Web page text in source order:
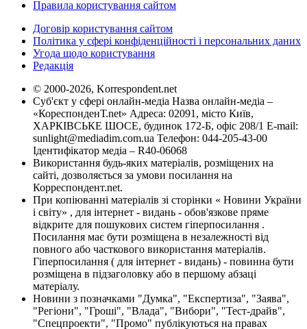
Правила користування сайтом
Договір користування сайтом
Політика у сфері конфіденційності і персональних даних
Угода щодо користування
Редакція
© 2000-2026, Korrespondent.net
Суб'єкт у сфері онлайн-медіа Назва онлайн-медіа –
«КореспонденТ.net» Адреса: 02091, місто Київ,
ХАРКІВСЬКЕ ШОСЕ, будинок 172-Б, офіс 208/1 E-mail:
sunlight@mediadim.com.ua Телефон: 044-205-43-00
Ідентифікатор медіа – R40-06068
Використання будь-яких матеріалів, розміщених на
сайті, дозволяється за умови посилання на
Корреспондент.net.
При копіюванні матеріалів зі сторінки « Новини України
і світу» , для інтернет - видань - обов'язкове пряме
відкрите для пошукових систем гіперпосилання .
Посилання має бути розміщена в незалежності від
повного або часткового використання матеріалів.
Гіперпосилання ( для інтернет - видань) - повинна бути
розміщена в підзаголовку або в першому абзаці
матеріалу.
Новини з позначками "Думка", "Експертиза", "Заява",
"Регіони", "Гроші", "Влада", "Вибори", "Тест-драйв",
"Спецпроекти", "Промо" публікуються на правах